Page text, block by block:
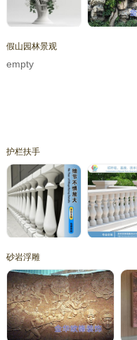
假山园林景观
empty
护栏扶手
砂岩浮雕